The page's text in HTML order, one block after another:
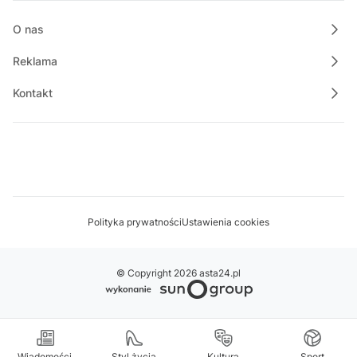
Powiat Wałecki Blisko Natury
O nas
Reklama
Kontakt
Polityka prywatnościUstawienia cookies
© Copyright 2026 asta24.pl